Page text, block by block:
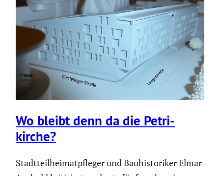
Wo bleibt denn da die Petri­
kirche?
Stadt­teil­hei­mat­pfleger und Bauhis­to­riker Elmar